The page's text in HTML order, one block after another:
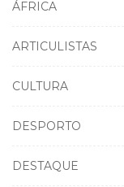
ÁFRICA
ARTICULISTAS
CULTURA
DESPORTO
DESTAQUE